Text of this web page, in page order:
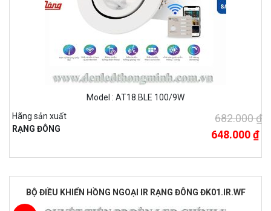
Model : AT18.BLE 100/9W
Hãng sản xuất
RẠNG ĐÔNG
682.000 ₫
648.000 ₫
BỘ ĐIỀU KHIỂN HỒNG NGOẠI IR RẠNG ĐÔNG ĐK01.IR.WF